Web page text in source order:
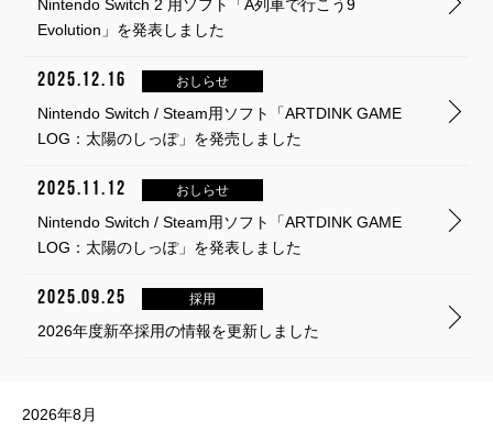
Nintendo Switch 2 用ソフト「A列車で行こう9
Evolution」を発表しました
2025.12.16 おしらせ
Nintendo Switch / Steam用ソフト「ARTDINK GAME
LOG：太陽のしっぽ」を発売しました
2025.11.12 おしらせ
Nintendo Switch / Steam用ソフト「ARTDINK GAME
LOG：太陽のしっぽ」を発表しました
2025.09.25 採用
2026年度新卒採用の情報を更新しました
2026年8月